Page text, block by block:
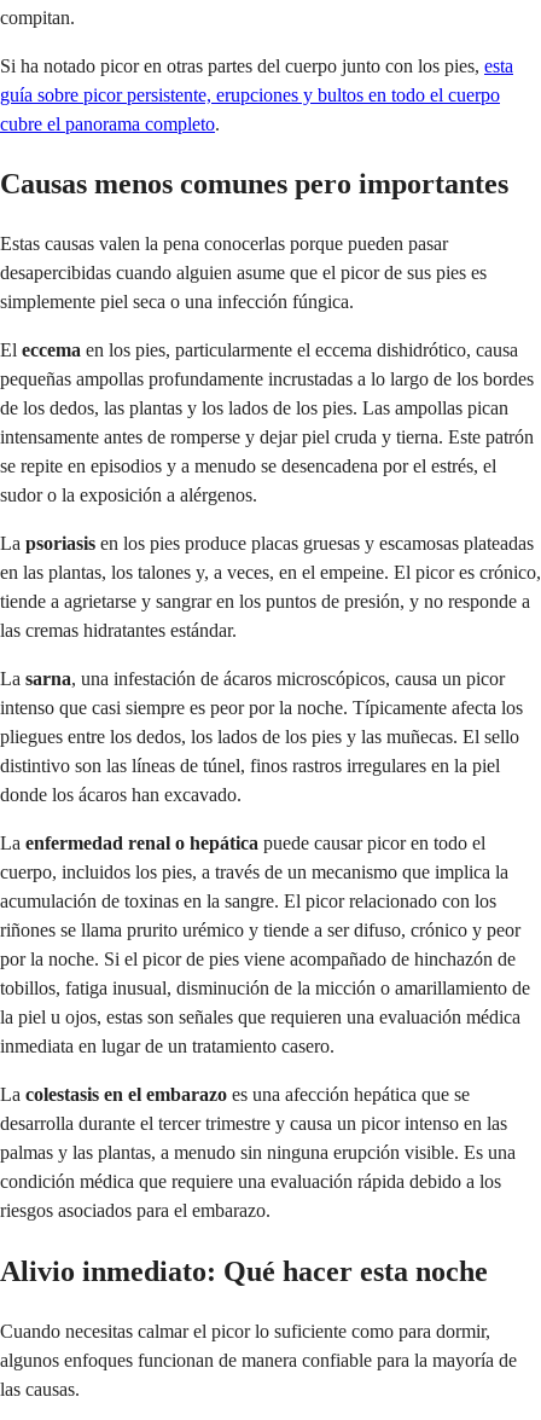
compitan.
Si ha notado picor en otras partes del cuerpo junto con los pies, esta
guía sobre picor persistente, erupciones y bultos en todo el cuerpo
cubre el panorama completo.
Causas menos comunes pero importantes
Estas causas valen la pena conocerlas porque pueden pasar
desapercibidas cuando alguien asume que el picor de sus pies es
simplemente piel seca o una infección fúngica.
El eccema en los pies, particularmente el eccema dishidrótico, causa
pequeñas ampollas profundamente incrustadas a lo largo de los bordes
de los dedos, las plantas y los lados de los pies. Las ampollas pican
intensamente antes de romperse y dejar piel cruda y tierna. Este patrón
se repite en episodios y a menudo se desencadena por el estrés, el
sudor o la exposición a alérgenos.
La psoriasis en los pies produce placas gruesas y escamosas plateadas
en las plantas, los talones y, a veces, en el empeine. El picor es crónico,
tiende a agrietarse y sangrar en los puntos de presión, y no responde a
las cremas hidratantes estándar.
La sarna, una infestación de ácaros microscópicos, causa un picor
intenso que casi siempre es peor por la noche. Típicamente afecta los
pliegues entre los dedos, los lados de los pies y las muñecas. El sello
distintivo son las líneas de túnel, finos rastros irregulares en la piel
donde los ácaros han excavado.
La enfermedad renal o hepática puede causar picor en todo el
cuerpo, incluidos los pies, a través de un mecanismo que implica la
acumulación de toxinas en la sangre. El picor relacionado con los
riñones se llama prurito urémico y tiende a ser difuso, crónico y peor
por la noche. Si el picor de pies viene acompañado de hinchazón de
tobillos, fatiga inusual, disminución de la micción o amarillamiento de
la piel u ojos, estas son señales que requieren una evaluación médica
inmediata en lugar de un tratamiento casero.
La colestasis en el embarazo es una afección hepática que se
desarrolla durante el tercer trimestre y causa un picor intenso en las
palmas y las plantas, a menudo sin ninguna erupción visible. Es una
condición médica que requiere una evaluación rápida debido a los
riesgos asociados para el embarazo.
Alivio inmediato: Qué hacer esta noche
Cuando necesitas calmar el picor lo suficiente como para dormir,
algunos enfoques funcionan de manera confiable para la mayoría de
las causas.